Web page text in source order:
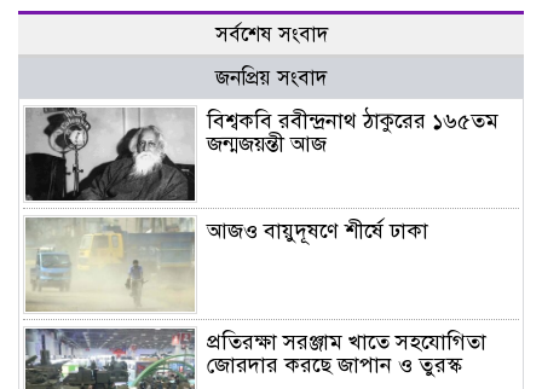
সর্বশেষ সংবাদ
জনপ্রিয় সংবাদ
বিশ্বকবি রবীন্দ্রনাথ ঠাকুরের ১৬৫তম
জন্মজয়ন্তী আজ
আজও বায়ুদূষণে শীর্ষে ঢাকা
প্রতিরক্ষা সরঞ্জাম খাতে সহযোগিতা
জোরদার করছে জাপান ও তুরস্ক